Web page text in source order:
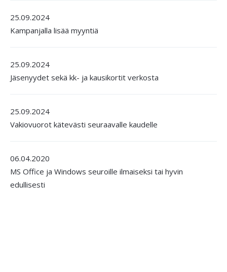
25.09.2024
Kampanjalla lisää myyntiä
25.09.2024
Jäsenyydet sekä kk- ja kausikortit verkosta
25.09.2024
Vakiovuorot kätevästi seuraavalle kaudelle
06.04.2020
MS Office ja Windows seuroille ilmaiseksi tai hyvin
edullisesti